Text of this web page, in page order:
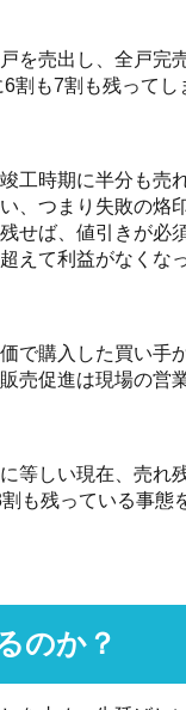
を売出し、全戸完
割も7割も残って
工時期に半分も売
、つまり失敗の烙
せば、値引きが必
えて利益がなくな
で購入した買い手
売促進は現場の営
等しい現在、売れ
も残っている事
のか？